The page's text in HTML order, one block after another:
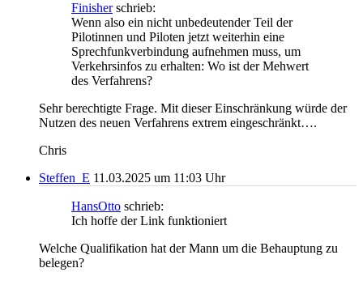
Finisherschrieb:
Wenn also ein nicht unbedeutender Teil der
Pilotinnen und Piloten jetzt weiterhin eine
Sprechfunkverbindung aufnehmen muss, um
Verkehrsinfos zu erhalten: Wo ist der Mehwert
des Verfahrens?
Sehr berechtigte Frage. Mit dieser Einschränkung würde der
Nutzen des neuen Verfahrens extrem eingeschränkt….
Chris
Steffen_E 11.03.2025 um 11:03 Uhr
HansOtto schrieb:
Ich hoffe der Link funktioniert
Welche Qualifikation hat der Mann um die Behauptung zu
belegen?